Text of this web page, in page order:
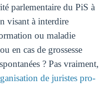
parlementaire du PiS à
visant à interdire
ou maladie
en cas de grossesse
? Pas vraiment,
de juristes pro-